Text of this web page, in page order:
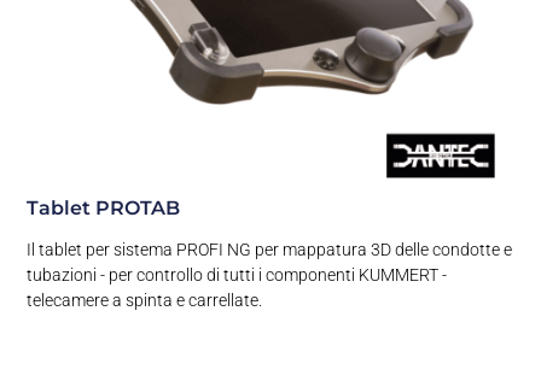
Tablet PROTAB
Il tablet per sistema PROFI NG per mappatura 3D delle condotte e
tubazioni - per controllo di tutti i componenti KUMMERT -
telecamere a spinta e carrellate.